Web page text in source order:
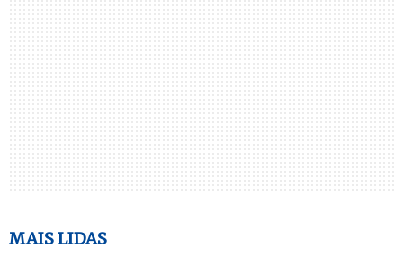
MAIS LIDAS